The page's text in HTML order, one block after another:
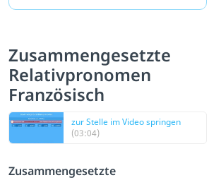
Zusammengesetzte
Relativpronomen
Französisch
zur Stelle im Video springen
(03:04)
Zusammengesetzte